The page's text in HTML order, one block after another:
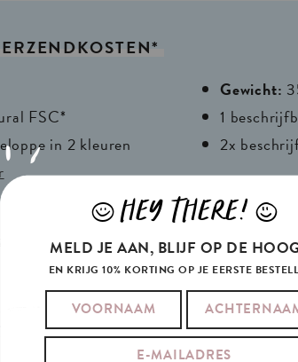
Gewicht:
FSC*
1
in 2 kleuren
2x
TAGS:BRAND NEW COMPLIMENT,WRITTEN
BEKIJK OOK ONZE GIFT-TAGS
JHEY THERE! L
MELD JE AAN, BLIJF OP DE
EN KRIJG 10% KORTING OP JE EERSTE